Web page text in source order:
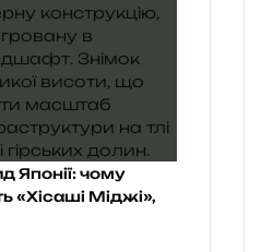
Японії: чому
«Хісаші Міджі»,